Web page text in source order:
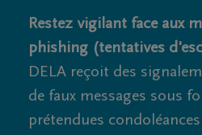
Restez vigilant face aux
phishing (tentatives
DELA reçoit des
de faux messages sous
prétendues